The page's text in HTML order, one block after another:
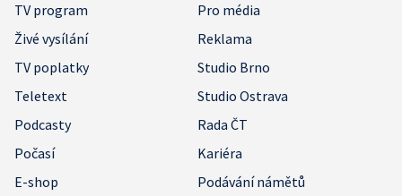
TV program
Pro média
Živé vysílání
Reklama
TV poplatky
Studio Brno
Teletext
Studio Ostrava
Podcasty
Rada ČT
Počasí
Kariéra
E-shop
Podávání námětů